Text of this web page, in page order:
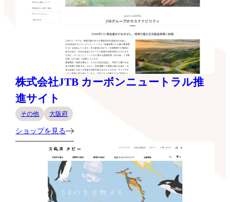
株式会社JTB カーボンニュートラル推
進サイト
その他 大阪府
ショップを見る